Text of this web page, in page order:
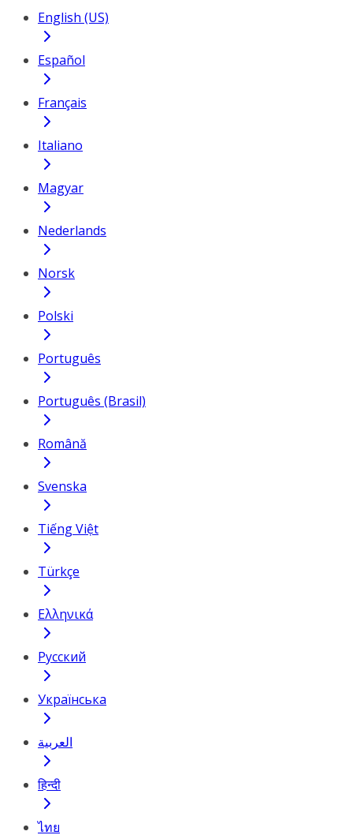
English (US)
Español
Français
Italiano
Magyar
Nederlands
Norsk
Polski
Português
Português (Brasil)
Română
Svenska
Tiếng Việt
Türkçe
Ελληνικά
Русский
Українська
العربية
हिन्दी
ไทย